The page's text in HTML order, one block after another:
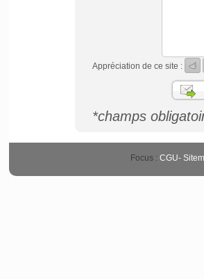
Appréciation de ce site :
*champs
Focus : CGU-